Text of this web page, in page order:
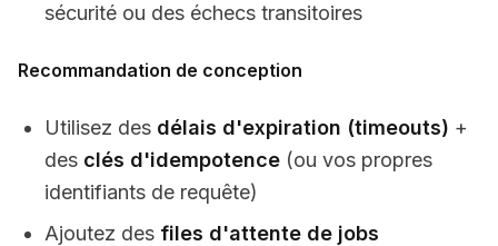
sécurité ou des échecs transitoires
Recommandation de conception
Utilisez des délais d'expiration (timeouts) +
des clés d'idempotence (ou vos propres
identifiants de requête)
Ajoutez des files d'attente de jobs